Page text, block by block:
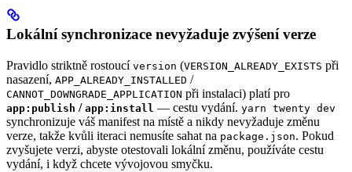
Lokální synchronizace nevyžaduje zvýšení verze
Pravidlo striktně rostoucí version (VERSION_ALREADY_EXISTS při
nasazení, APP_ALREADY_INSTALLED /
CANNOT_DOWNGRADE_APPLICATION při instalaci) platí pro
app:publish / app:install — cestu vydání. yarn twenty dev
synchronizuje váš manifest na místě a nikdy nevyžaduje změnu
verze, takže kvůli iteraci nemusíte sahat na package.json. Pokud
zvyšujete verzi, abyste otestovali lokální změnu, používáte cestu
vydání, i když chcete vývojovou smyčku.